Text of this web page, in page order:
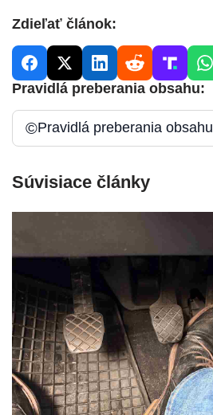
Zdieľať článok:
Pravidlá preberania obsahu:
©Pravidlá preberania obsahu
Súvisiace články